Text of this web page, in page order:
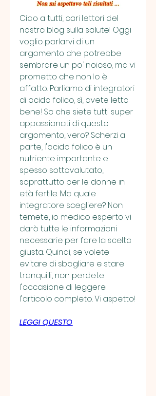
Ciao a tutti, cari lettori del
nostro blog sulla salute! Oggi
voglio parlarvi di un
argomento che potrebbe
sembrare un po' noioso, ma vi
prometto che non lo è
affatto. Parliamo di integratori
di acido folico, sì, avete letto
bene! So che siete tutti super
appassionati di questo
argomento, vero? Scherzi a
parte, l'acido folico è un
nutriente importante e
spesso sottovalutato,
soprattutto per le donne in
età fertile. Ma quale
integratore scegliere? Non
temete, io medico esperto vi
darò tutte le informazioni
necessarie per fare la scelta
giusta. Quindi, se volete
evitare di sbagliare e stare
tranquilli, non perdete
l'occasione di leggere
l'articolo completo. Vi aspetto!
LEGGI QUESTO